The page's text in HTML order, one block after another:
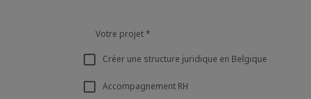
Votre projet*
Créer une structure juridique en Belgique
Accompagnement RH